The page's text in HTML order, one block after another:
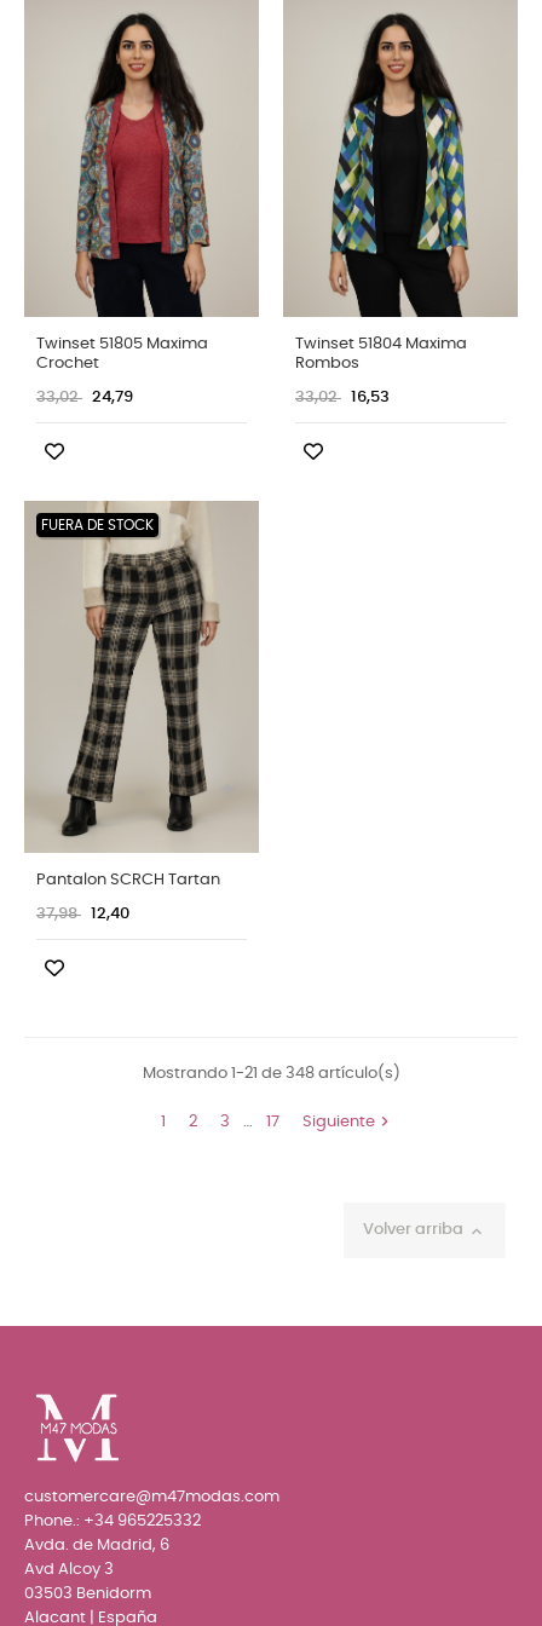
Twinset 51805 Maxima
Crochet
33,02 24,79
Twinset 51804 Maxima
Rombos
33,02 16,53
FUERA DE STOCK
Pantalon SCRCH Tartan
37,98 12,40
Mostrando 1-21 de 348 artículo(s)
1 2 3 … 17 Siguiente
Volver arriba 
customercare@m47modas.com
Phone.: +34 965225332
Avda. de Madrid, 6
Avd Alcoy 3
03503 Benidorm
Alacant | España